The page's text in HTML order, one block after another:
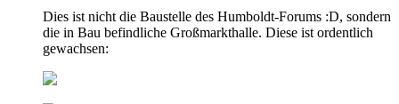
Dies ist nicht die Baustelle des Humboldt-Forums :D, sondern
die in Bau befindliche Großmarkthalle. Diese ist ordentlich
gewachsen: